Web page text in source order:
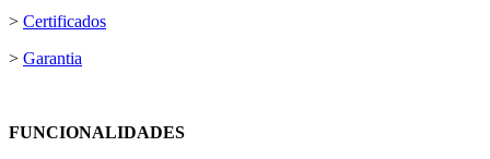
> Certificados
> Garantia
FUNCIONALIDADES